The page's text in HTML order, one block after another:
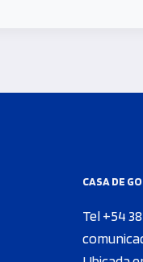
CASA DE
Tel +54